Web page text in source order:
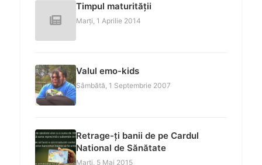
Timpul maturității
Marți, 1 Aprilie 2014
Valul emo-kids
Sâmbătă, 1 Septembrie 2007
Retrage-ți banii de pe Cardul
National de Sănătate
Marți, 5 Mai 2015